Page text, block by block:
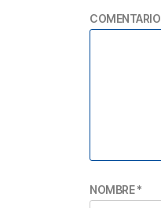
COMENTARIO
NOMBRE*